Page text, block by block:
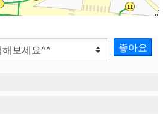
좋아요